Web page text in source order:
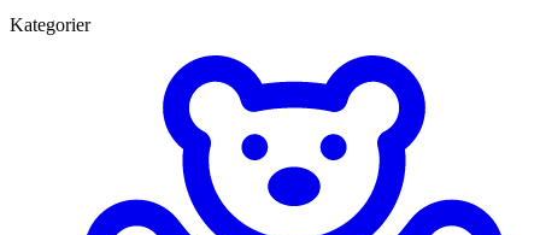
Kategorier